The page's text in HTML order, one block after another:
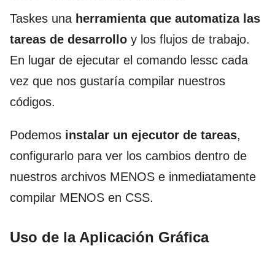
Taskes una herramienta que automatiza las
tareas de desarrollo y los flujos de trabajo.
En lugar de ejecutar el comando lessc cada
vez que nos gustaría compilar nuestros
códigos.
Podemos instalar un ejecutor de tareas,
configurarlo para ver los cambios dentro de
nuestros archivos MENOS e inmediatamente
compilar MENOS en CSS.
Uso de la Aplicación Gráfica